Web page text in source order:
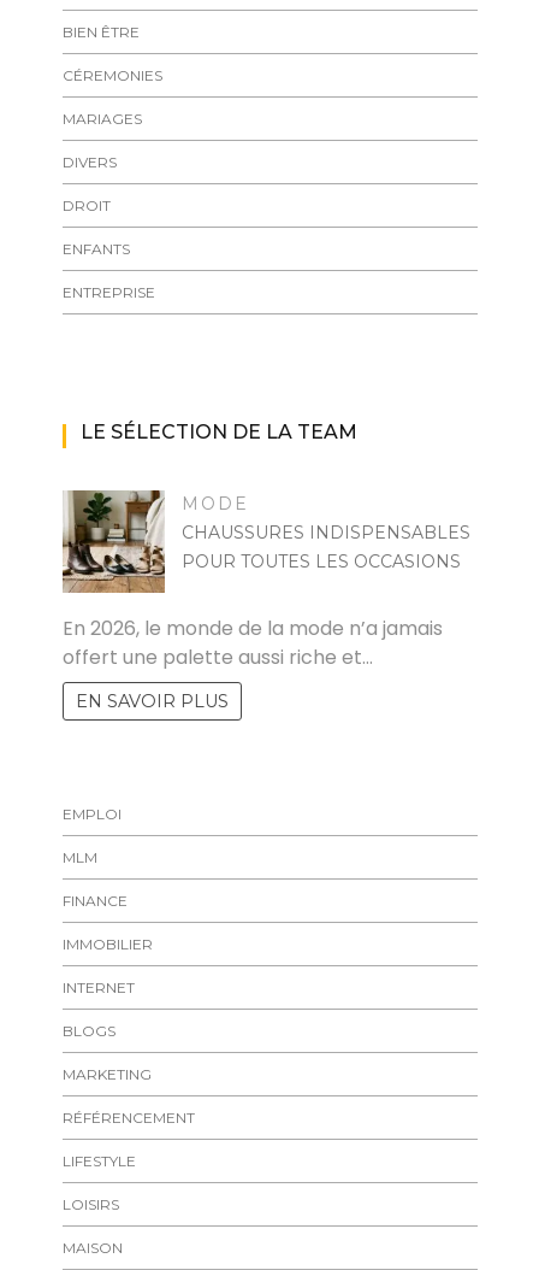
BIEN ÊTRE
CÉREMONIES
MARIAGES
DIVERS
DROIT
ENFANTS
ENTREPRISE
LE SÉLECTION DE LA TEAM
MODE
CHAUSSURES INDISPENSABLES
POUR TOUTES LES OCCASIONS
En 2026, le monde de la mode n’a jamais
offert une palette aussi riche et…
EN SAVOIR PLUS
EMPLOI
MLM
FINANCE
IMMOBILIER
INTERNET
BLOGS
MARKETING
RÉFÉRENCEMENT
LIFESTYLE
LOISIRS
MAISON